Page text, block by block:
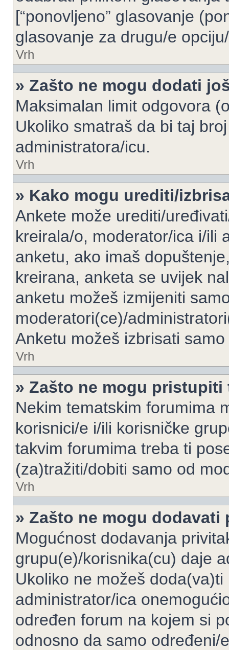
[“ponovljeno” glasovanje
glasovanje za drugu/e
Vrh
» Zašto ne mogu dodati
Maksimalan limit odgovora
Ukoliko smatraš da bi taj
administratora/icu.
Vrh
» Kako mogu urediti/
Ankete može urediti/
kreirala/o, moderator/ica i/ili
anketu, ako imaš
kreirana, anketa se uvijek
anketu možeš izmijeniti
moderatori(ce)/
Anketu možeš izbrisati
Vrh
» Zašto ne mogu
Nekim tematskim forumima
korisnici/e i/ili korisničke
takvim forumima treba ti
(za)tražiti/dobiti samo od
Vrh
» Zašto ne mogu dodavati
Mogućnost dodavanja
grupu(e)/korisnika(cu) daje
Ukoliko ne možeš
administrator/ica
određen forum na kojem si
odnosno da samo određeni/